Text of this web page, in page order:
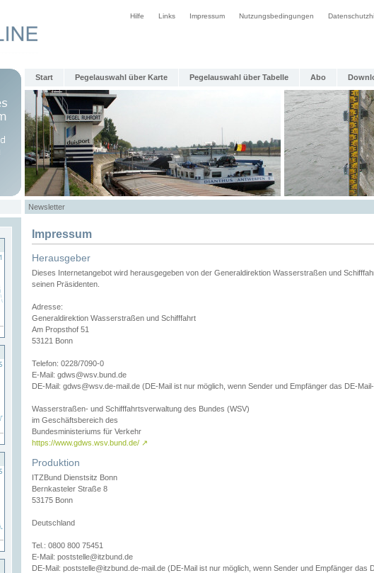
Hilfe Links Impressum Nutzungsbedingungen
Start Pegelauswahl über Karte Pegelauswahl über Tabelle Abo
Newsletter
Impressum
Herausgeber
Dieses Internetangebot wird herausgegeben von der Generaldirektion Wasserstraßen und
seinen Präsidenten.
Adresse:
Generaldirektion Wasserstraßen und Schifffahrt
Am Propsthof 51
53121 Bonn
Telefon: 0228/7090-0
E-Mail: gdws@wsv.bund.de
DE-Mail: gdws@wsv.de-mail.de (DE-Mail ist nur möglich, wenn Sender und Empfänger das DE-
Wasserstraßen- und Schifffahrtsverwaltung des Bundes (WSV)
im Geschäftsbereich des
Bundesministeriums für Verkehr
https://www.gdws.wsv.bund.de/ ↗
Produktion
ITZBund Dienstsitz Bonn
Bernkasteler Straße 8
53175 Bonn
Deutschland
Tel.: 0800 800 75451
E-Mail: poststelle@itzbund.de
DE-Mail: poststelle@itzbund.de-mail.de (DE-Mail ist nur möglich, wenn Sender und Empfänger das